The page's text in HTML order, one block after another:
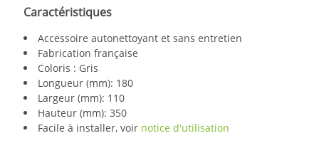
Caractéristiques
Accessoire autonettoyant et sans entretien
Fabrication française
Coloris : Gris
Longueur (mm): 180
Largeur (mm): 110
Hauteur (mm): 350
Facile à installer, voir notice d'utilisation